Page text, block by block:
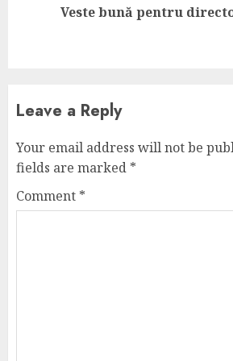
Veste bună pentru
Leave a Reply
Your email address will not be
fields are marked *
Comment *